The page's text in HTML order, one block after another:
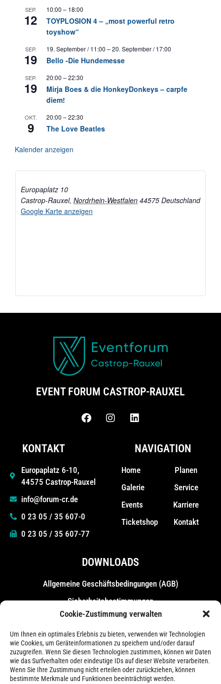
Cookie-Zustimmung verwalten
Um Ihnen ein optimales Erlebnis zu bieten, verwenden wir Technologien
wie Cookies, um Geräteinformationen zu speichern und/oder darauf
zuzugreifen. Wenn Sie diesen Technologien zustimmen, können wir Daten
wie das Surfverhalten oder eindeutige IDs auf dieser Website verarbeiten.
Wenn Sie Ihre Zustimmung nicht erteilen oder zurückziehen, können
bestimmte Merkmale und Funktionen beeinträchtigt werden.
SEP.
12
10:00 – 18:00
TOYPLOSION 4 – „most powerful retro
toyshow“
SEP.
19
19. September / 11:00 –20. September / 17:00
Bello -Die Hundemesse
SEP.
19
20:00 –22:30
Mirja Boes & die HonkeyDonkeys – carpfe
diem!
OKT.
9
20:00 –22:30
The Love Beatles
Kalender anzeigen
Europaplatz 10
Castrop-Rauxel, Nordrhein-Westfalen 44575 Deutschland
Google Karte anzeigen
EVENT FORUM CASTROP-RAUXEL
KONTAKT
Europaplatz 6-10,
44575 Castrop-Rauxel
info@forum-cr.de
0 23 05 / 35 607-0
0 23 05 / 35 607-77
NAVIGATION
Home
Galerie
Events
Ticketshop
Planen
Service
Karriere
Kontakt
DOWNLOADS
Allgemeine Geschäfts­bedingungen (AGB)
Sicherheitsbestimmungen
Messebestimmungen